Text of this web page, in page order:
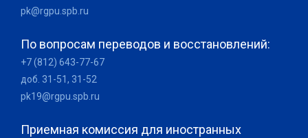
pk@rgpu.spb.ru
По вопросам переводов и восстановлений:
+7 (812) 643-77-67
доб. 31-51, 31-52
pk19@rgpu.spb.ru
Приемная комиссия для иностранных